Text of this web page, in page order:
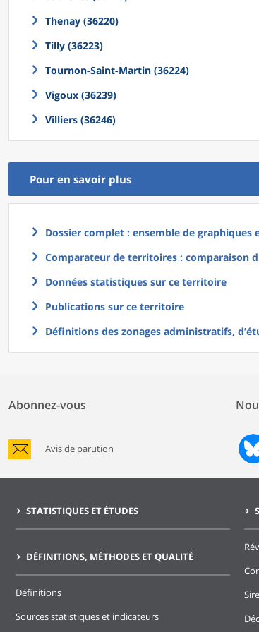
Thenay (36220)
Tilly (36223)
Tournon-Saint-Martin (36224)
Vigoux (36239)
Villiers (36246)
Pour en savoir plus
Dossier complet : ensemble de
Comparateur de territoires : comparaison
Données statistiques sur ce territoire
Publications sur ce territoire
Définitions des zonages administratifs,
Abonnez-vous
Avis de parution
STATISTIQUES ET ÉTUDES
DÉFINITIONS, MÉTHODES ET QUALITÉ
Définitions
Sources statistiques et indicateurs